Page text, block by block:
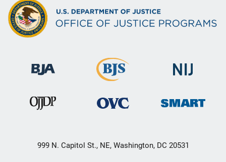
999 N. Capitol St., NE, Washington, DC 20531